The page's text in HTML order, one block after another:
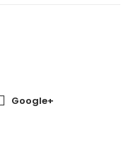
Google+